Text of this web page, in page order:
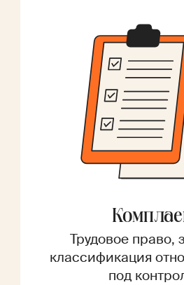
Трудовое право,
классификация
под